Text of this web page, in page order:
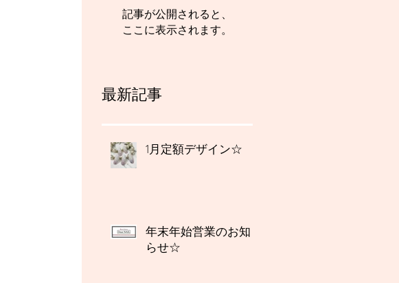
記事が公開されると、
ここに表示されます。
最新記事
1月定額デザイン☆
年末年始営業のお知
らせ☆